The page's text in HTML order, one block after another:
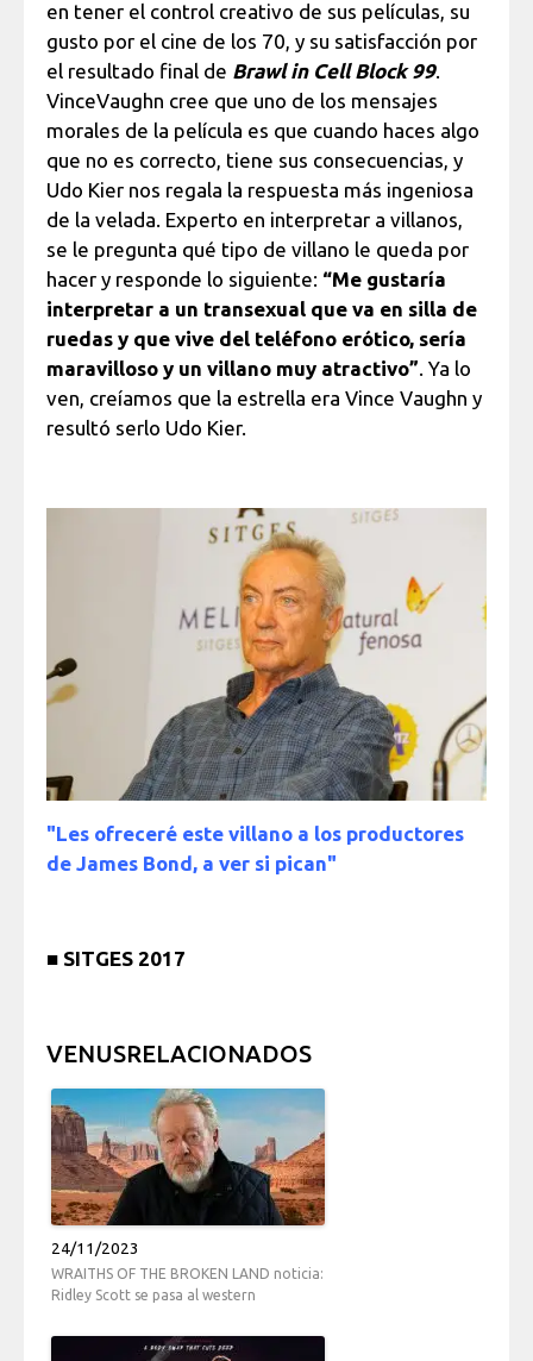
en tener el control creativo de sus películas, su
gusto por el cine de los 70, y su satisfacción por
el resultado final de Brawl in Cell Block 99.
VinceVaughn cree que uno de los mensajes
morales de la película es que cuando haces algo
que no es correcto, tiene sus consecuencias, y
Udo Kier nos regala la respuesta más ingeniosa
de la velada. Experto en interpretar a villanos,
se le pregunta qué tipo de villano le queda por
hacer y responde lo siguiente: “Me gustaría
interpretar a un transexual que va en silla de
ruedas y que vive del teléfono erótico, sería
maravilloso y un villano muy atractivo” . Ya lo
ven, creíamos que la estrella era Vince Vaughn y
resultó serlo Udo Kier.
"Les ofreceré este villano a los productores
de James Bond, a ver si pican"
■ SITGES 2017
VENUSRELACIONADOS
24/11/2023
WRAITHS OF THE BROKEN LAND noticia:
Ridley Scott se pasa al western